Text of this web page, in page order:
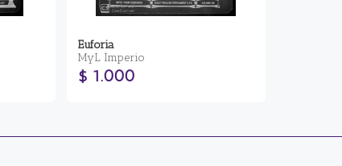
Euforia
MyL Imperio
$ 1.000